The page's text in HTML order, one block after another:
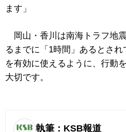
ます」
岡山・香川は南海トラフ地
るまでに「1時間」あるとされ
を有効に使えるように、行動
大切です。
執筆：KSB報道